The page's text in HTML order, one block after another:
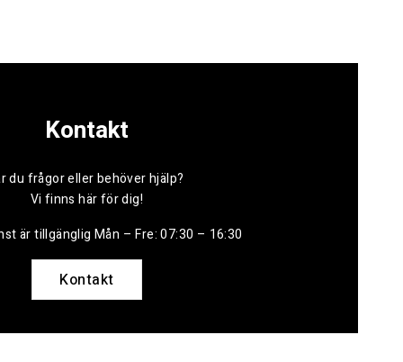
Kontakt
du frågor eller behöver hjälp?
Vi finns här för dig!
är tillgänglig Mån – Fre: 07:30 – 16:30
Kontakt